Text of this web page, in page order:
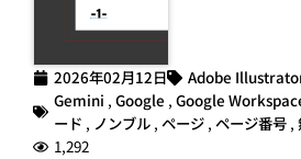
2026年02月12日
Adobe
Gemini , Google , Google
ード , ノンブル , ページ , ページ番号 ,
1,292